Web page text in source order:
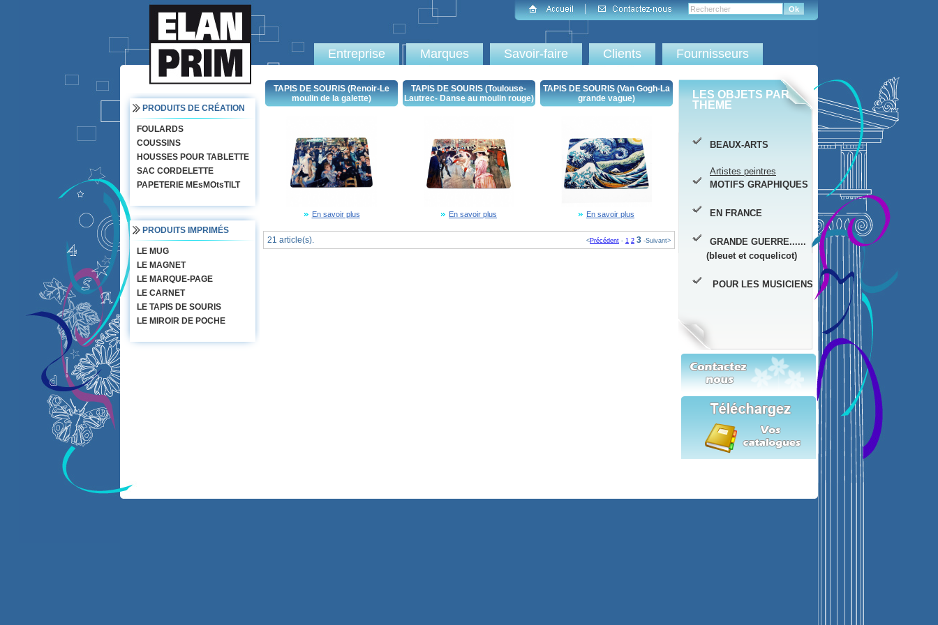
Entreprise Marques Savoir-faire Clients Fournisseurs
PRODUITS DE CRÉATION
FOULARDS
COUSSINS
HOUSSES POUR TABLETTE
SAC CORDELETTE
PAPETERIE MEsMOtsTILT
PRODUITS IMPRIMÉS
LE MUG
LE MAGNET
LE MARQUE-PAGE
LE CARNET
LE TAPIS DE SOURIS
LE MIROIR DE POCHE
TAPIS DE SOURIS (Renoir-Le
moulin de la galette)
En savoir plus
TAPIS DE SOURIS (Toulouse-
Lautrec- Danse au moulin rouge)
En savoir plus
TAPIS DE SOURIS (Van Gogh-La
grande vague)
En savoir plus
21 article(s). <Précédent - 1 2 3 -Suivant>
LES OBJETS PAR
THEME
BEAUX-ARTS
Artistes peintres
MOTIFS GRAPHIQUES
EN FRANCE
GRANDE GUERRE......
(bleuet et coquelicot)
POUR LES MUSICIENS